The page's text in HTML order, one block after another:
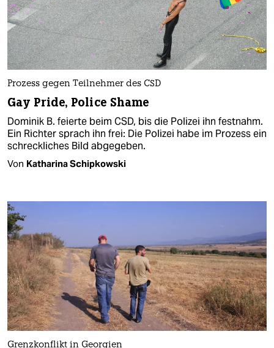
Prozess gegen Teilnehmer des CSD
Gay Pride, Police Shame
Dominik B. feierte beim CSD, bis die Polizei ihn festnahm.
Ein Richter sprach ihn frei: Die Polizei habe im Prozess ein
schreckliches Bild abgegeben.
Von Katharina Schipkowski
Grenzkonflikt in Georgien